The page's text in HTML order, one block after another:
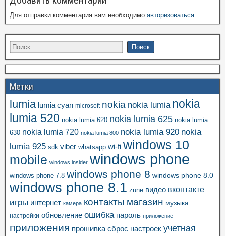
Для отправки комментария вам необходимо авторизоваться.
Метки
lumia lumia cyan microsoft nokia nokia lumia nokia
lumia 520 nokia lumia 620 nokia lumia 625 nokia lumia
630 nokia lumia 720 nokia lumia 800 nokia lumia 920 nokia
lumia 925 sdk viber whatsapp wi-fi windows 10
mobile windows insider windows phone
windows phone 7.8 windows phone 8 windows phone 8.0
windows phone 8.1 zune видео вконтакте
игры интернет камера контакты магазин музыка
настройки обновление ошибка пароль приложение
приложения прошивка сброс настроек учетная